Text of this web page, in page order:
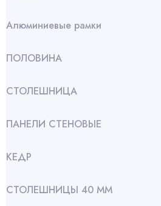
Алюминиевые рамки
ПОЛОВИНА
СТОЛЕШНИЦА
ПАНЕЛИ СТЕНОВЫЕ
КЕДР
СТОЛЕШНИЦЫ 40 ММ